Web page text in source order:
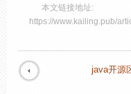
本文链接地址:
https://www.kailing.pub/
java开源